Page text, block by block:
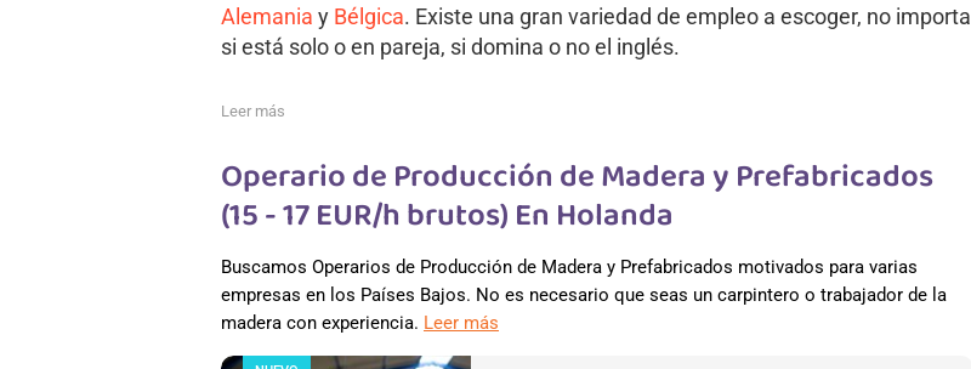
Alemania y Bélgica. Existe una gran variedad de empleo a escoger, no importa
si está solo o en pareja, si domina o no el inglés.
Leer más
Operario de Producción de Madera y Prefabricados
(15 - 17 EUR/h brutos) En Holanda
Buscamos Operarios de Producción de Madera y Prefabricados motivados para varias
empresas en los Países Bajos. No es necesario que seas un carpintero o trabajador de la
madera con experiencia. Leer más